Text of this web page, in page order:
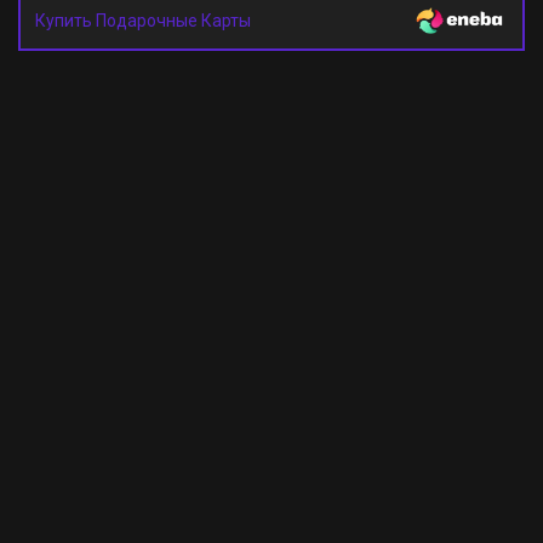
Купить Подарочные Карты